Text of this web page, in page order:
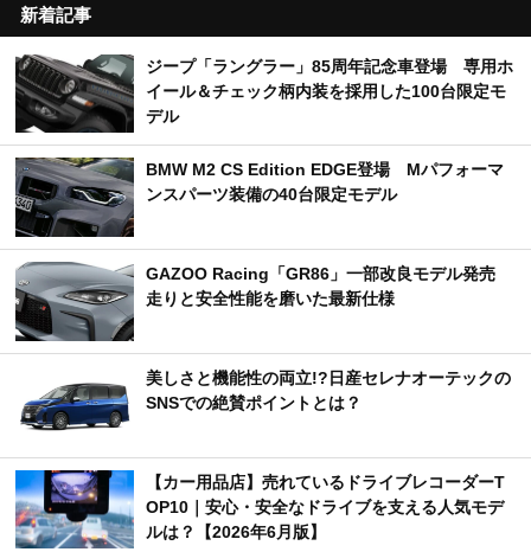
新着記事
ジープ「ラングラー」85周年記念車登場 専用ホ
イール＆チェック柄内装を採用した100台限定モ
デル
BMW M2 CS Edition EDGE登場 Mパフォーマ
ンスパーツ装備の40台限定モデル
GAZOO Racing「GR86」一部改良モデル発売
走りと安全性能を磨いた最新仕様
美しさと機能性の両立!?日産セレナオーテックの
SNSでの絶賛ポイントとは？
【カー用品店】売れているドライブレコーダーT
OP10｜安心・安全なドライブを支える人気モデ
ルは？【2026年6月版】